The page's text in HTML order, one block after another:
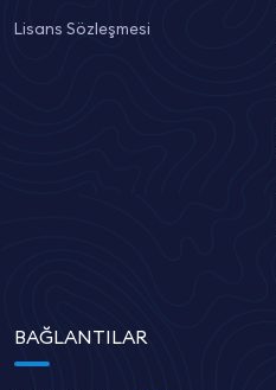
Lisans Sözleşmesi
BAĞLANTILAR